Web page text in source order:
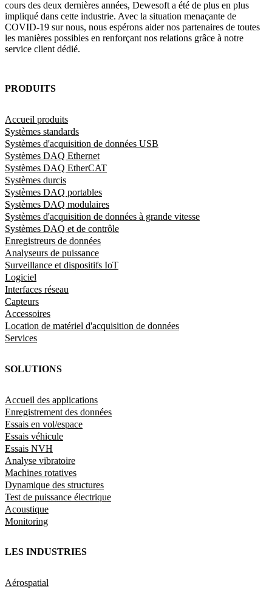
cours des deux dernières années, Dewesoft a été de plus en plus
impliqué dans cette industrie. Avec la situation menaçante de
COVID-19 sur nous, nous espérons aider nos partenaires de toutes
les manières possibles en renforçant nos relations grâce à notre
service client dédié.
PRODUITS
Accueil produits
Systèmes standards
Systèmes d'acquisition de données USB
Systèmes DAQ Ethernet
Systèmes DAQ EtherCAT
Systèmes durcis
Systèmes DAQ portables
Systèmes DAQ modulaires
Systèmes d'acquisition de données à grande vitesse
Systèmes DAQ et de contrôle
Enregistreurs de données
Analyseurs de puissance
Surveillance et dispositifs IoT
Logiciel
Interfaces réseau
Capteurs
Accessoires
Location de matériel d'acquisition de données
Services
SOLUTIONS
Accueil des applications
Enregistrement des données
Essais en vol/espace
Essais véhicule
Essais NVH
Analyse vibratoire
Machines rotatives
Dynamique des structures
Test de puissance électrique
Acoustique
Monitoring
LES INDUSTRIES
Aérospatial